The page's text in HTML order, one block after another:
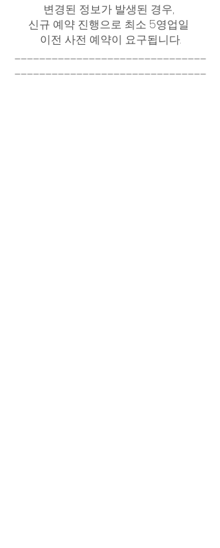
변경된 정보가 발생된 경우,
신규 예약 진행으로 최소 5영업일
이전 사전 예약이 요구됩니다.
_______________________________
_______________________________